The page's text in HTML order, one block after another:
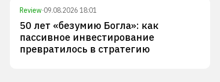
Review·09.08.2026 18:01
50 лет «безумию Богла»: как
пассивное инвестирование
превратилось в стратегию